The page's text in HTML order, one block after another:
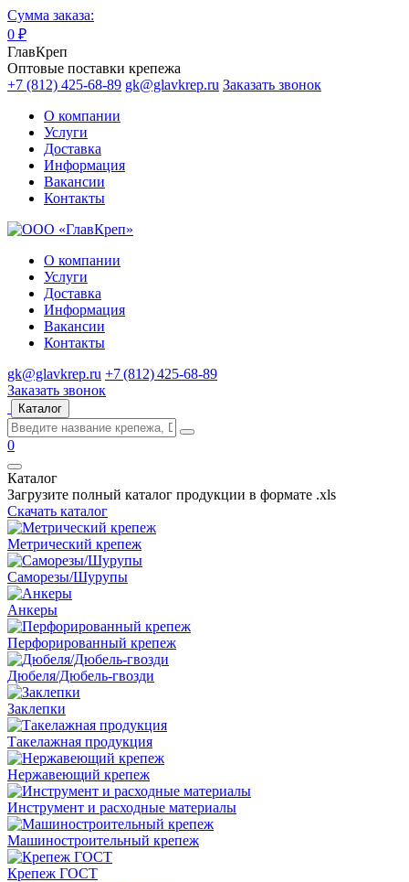
Сумма заказа:
0 ₽
ГлавКреп
Оптовые поставки крепежа
+7 (812) 425-68-89 gk@glavkrep.ru Заказать звонок
О компании
Услуги
Доставка
Информация
Вакансии
Контакты
О компании
Услуги
Доставка
Информация
Вакансии
Контакты
gk@glavkrep.ru +7 (812) 425-68-89
Заказать звонок
Каталог
0
Каталог
Загрузите полный каталог продукции в формате .xls
Скачать каталог
Метрический крепеж
Саморезы/Шурупы
Анкеры
Перфорированный крепеж
Дюбеля/Дюбель-гвозди
Заклепки
Такелажная продукция
Нержавеющий крепеж
Инструмент и расходные материалы
Машиностроительный крепеж
Крепеж ГОСТ